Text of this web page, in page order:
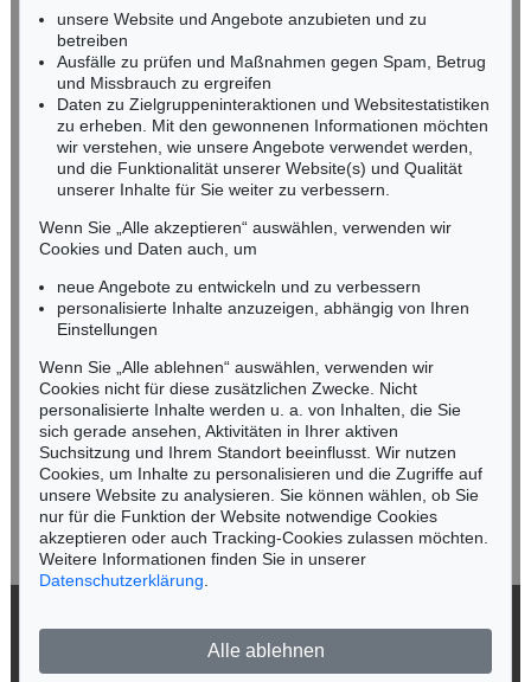
Auktion 560 - Lot 32
EMIL NOLDE
Landschaft mit Seebüllhof, 1930
Ergebnis:€ 914.400
Auktion 342 - Lot 233
Miriam Heß
Tel.: +49 (0)62 21 58 80-038
Fax: +49 (0)62 21 58 80-595
infoheidelberg@kettererkunst.de
NORDDEUTSCHLAND
Nico Kassel, M.A.
Tel.: +49 (0)89 55244-164
Mobil: +49 (0)171 8618661
n.kassel@kettererkunst.de
Keine Auktion mehr verpassen!
Wir informieren Sie rechtzeitig.
Jetzt zum Newsletter anmelden >
Impressum
unsere Website und Angebote anzubieten und zu
betreiben
Ausfälle zu prüfen und Maßnahmen gegen Spam, Betrug
und Missbrauch zu ergreifen
Daten zu Zielgruppeninteraktionen und Websitestatistiken
zu erheben. Mit den gewonnenen Informationen möchten
wir verstehen, wie unsere Angebote verwendet werden,
und die Funktionalität unserer Website(s) und Qualität
unserer Inhalte für Sie weiter zu verbessern.
Wenn Sie „Alle akzeptieren“ auswählen, verwenden wir
Cookies und Daten auch, um
neue Angebote zu entwickeln und zu verbessern
personalisierte Inhalte anzuzeigen, abhängig von Ihren
Einstellungen
Wenn Sie „Alle ablehnen“ auswählen, verwenden wir
Cookies nicht für diese zusätzlichen Zwecke. Nicht
personalisierte Inhalte werden u. a. von Inhalten, die Sie
sich gerade ansehen, Aktivitäten in Ihrer aktiven
Suchsitzung und Ihrem Standort beeinflusst. Wir nutzen
Cookies, um Inhalte zu personalisieren und die Zugriffe auf
unsere Website zu analysieren. Sie können wählen, ob Sie
nur für die Funktion der Website notwendige Cookies
akzeptieren oder auch Tracking-Cookies zulassen möchten.
Weitere Informationen finden Sie in unserer
Datenschutzerklärung
Alle ablehnen